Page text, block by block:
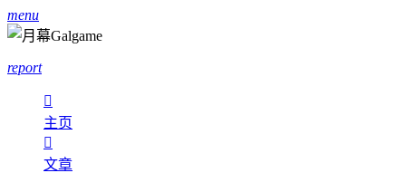
menu
report

主页

文章